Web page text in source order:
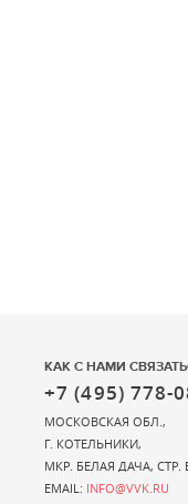
КАК С НАМИ
+7 (495) 778-
МОСКОВСКАЯ ОБЛ.,
Г. КОТЕЛЬНИКИ,
МКР. БЕЛАЯ ДАЧА, СТР.
EMAIL: INFO@VVK.RU